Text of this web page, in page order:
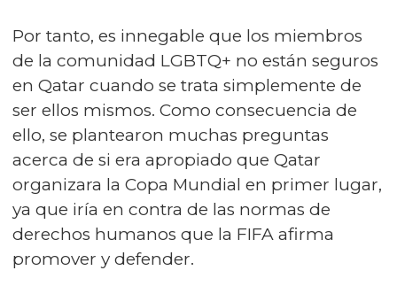
Por tanto, es innegable que los miembros
de la comunidad LGBTQ+ no están seguros
en Qatar cuando se trata simplemente de
ser ellos mismos. Como consecuencia de
ello, se plantearon muchas preguntas
acerca de si era apropiado que Qatar
organizara la Copa Mundial en primer lugar,
ya que iría en contra de las normas de
derechos humanos que la FIFA afirma
promover y defender.